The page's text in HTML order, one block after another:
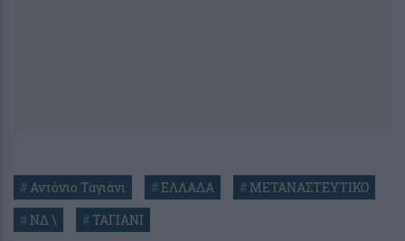
#Αντόνιο Ταγιάνι #ΕΛΛΑΔΑ # ΜΕΤΑΝΑΣΤΕΥΤΙΚΟ
#ΝΔ \ # ΤΑΓΙΑΝΙ